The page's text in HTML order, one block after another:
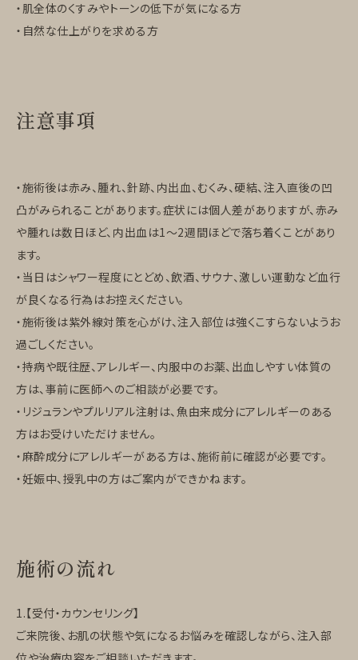
・肌全体のくすみやトーンの低下が気になる方
・自然な仕上がりを求める方
注意事項
・施術後は赤み、腫れ、針跡、内出血、むくみ、硬結、注入直後の凹
凸がみられることがあります。症状には個人差がありますが、赤み
や腫れは数日ほど、内出血は1〜2週間ほどで落ち着くことがあり
ます。
・当日はシャワー程度にとどめ、飲酒、サウナ、激しい運動など血行
が良くなる行為はお控えください。
・施術後は紫外線対策を心がけ、注入部位は強くこすらないようお
過ごしください。
・持病や既往歴、アレルギー、内服中のお薬、出血しやすい体質の
方は、事前に医師へのご相談が必要です。
・リジュランやプルリアル注射は、魚由来成分にアレルギーのある
方はお受けいただけません。
・麻酔成分にアレルギーがある方は、施術前に確認が必要です。
・妊娠中、授乳中の方はご案内ができかねます。
施術の流れ
1.【受付・カウンセリング】
ご来院後、お肌の状態や気になるお悩みを確認しながら、注入部